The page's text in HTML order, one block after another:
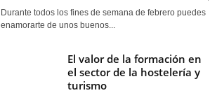
Durante todos los fines de semana de febrero puedes
enamorarte de unos buenos...
El valor de la formación en
el sector de la hostelería y
turismo